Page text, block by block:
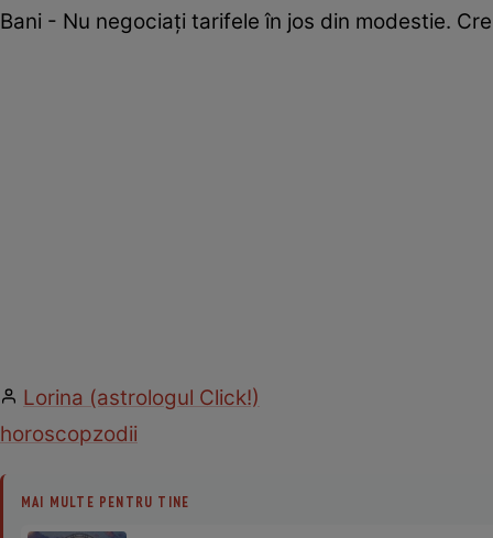
Bani - Nu negociați tarifele în jos din modestie.
Lorina (astrologul Click!)
horoscopzodii
MAI MULTE PENTRU TINE